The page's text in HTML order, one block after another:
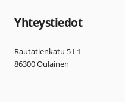
Yhteystiedot
Rautatienkatu 5 L1
86300 Oulainen